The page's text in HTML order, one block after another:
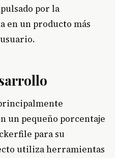
por la
en un producto más
un pequeño porcentaje
para su
utiliza herramientas